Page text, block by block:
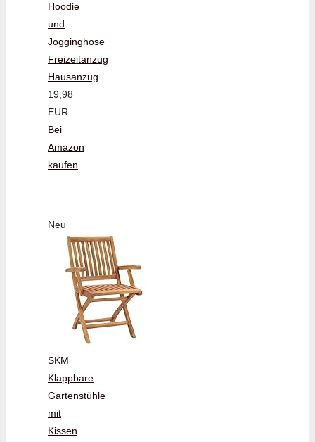
Hoodie
und
Jogginghose
Freizeitanzug
Hausanzug
19,98
EUR
Bei
Amazon
kaufen
Neu
SKM
Klappbare
Gartenstühle
mit
Kissen